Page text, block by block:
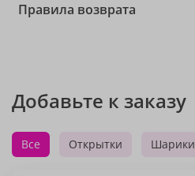
Правила возврата
Добавьте к заказу
Все Открытки Шарики